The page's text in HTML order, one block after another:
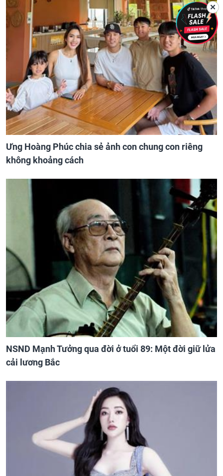
Ưng Hoàng Phúc chia sẻ ảnh con chung con riêng
không khoảng cách
NSND Mạnh Tưởng qua đời ở tuổi 89: Một đời giữ lửa
cải lương Bắc
✕